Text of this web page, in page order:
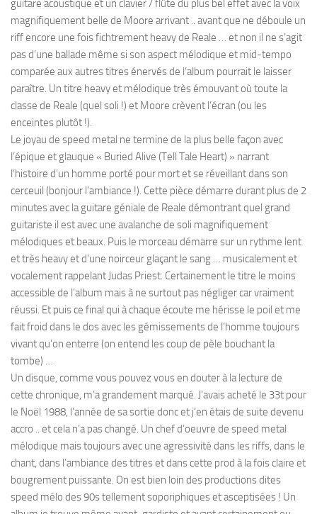
guitare acoustique et un clavier / flûte du plus bel effet avec la voix
magnifiquement belle de Moore arrivant .. avant que ne déboule un
riff encore une fois fichtrement heavy de Reale … et non il ne s’agit
pas d’une ballade même si son aspect mélodique et mid-tempo
comparée aux autres titres énervés de l’album pourrait le laisser
paraître. Un titre heavy et mélodique très émouvant où toute la
classe de Reale (quel soli !) et Moore crèvent l’écran (ou les
enceintes plutôt !).
Le joyau de speed metal ne termine de la plus belle façon avec
l’épique et glauque « Buried Alive (Tell Tale Heart) » narrant
l’histoire d’un homme porté pour mort et se réveillant dans son
cerceuil (bonjour l’ambiance !). Cette pièce démarre durant plus de 2
minutes avec la guitare géniale de Reale démontrant quel grand
guitariste il est avec une avalanche de soli magnifiquement
mélodiques et beaux. Puis le morceau démarre sur un rythme lent
et très heavy et d’une noirceur glaçant le sang … musicalement et
vocalement rappelant Judas Priest. Certainement le titre le moins
accessible de l’album mais à ne surtout pas négliger car vraiment
réussi. Et puis ce final qui à chaque écoute me hérisse le poil et me
fait froid dans le dos avec les gémissements de l’homme toujours
vivant qu’on enterre (on entend les coup de pèle bouchant la
tombe) …
Un disque, comme vous pouvez vous en douter à la lecture de
cette chronique, m’a grandement marqué. J’avais acheté le 33t pour
le Noël 1988, l’année de sa sortie donc et j’en étais de suite devenu
accro .. et cela n’a pas changé. Un chef d’oeuvre de speed metal
mélodique mais toujours avec une agressivité dans les riffs, dans le
chant, dans l’ambiance des titres et dans cette prod à la fois claire et
bougrement puissante. On est bien loin des productions dites
speed mélo des 90s tellement soporiphiques et asceptisées ! Un